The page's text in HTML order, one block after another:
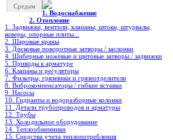
Средам
1. Водоснабжение
2. Отопление
1. Задвижки, вентили, клапаны, штоки, штурвалы,
коверы, опорные плиты...
2. Шаровые краны
3. Дисковые поворотные затворы / заслонки
4. Шиберные ножевые и щитовые затворы / задвижки
5. Приводы к арматуре
6. Клапаны и регуляторы
7. Фильтры, грязевики и грязеотделители
8. Виброкомпенсаторы / гибкие вставки
9. Насосы
10. Гидранты и водоразборные колонки
11. Детали трубопроводов и арматуры
12. Трубы
13. Холодильное oборудование
14. Теплообменники
15. Средства учета теплопотребления